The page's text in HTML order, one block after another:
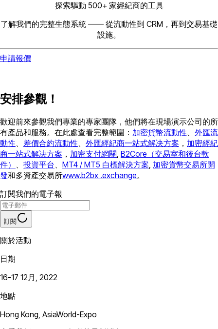
探索驅動 500+ 家經紀商的工具
了解我們的完整生態系統 —— 從流動性到 CRM，再到交易基礎
設施。
申請報價
安排參觀！
歡迎前來參觀我們專業的專家團隊，他們將在現場演示公司的所
有產品和服務。在此處查看完整範圍： 加密貨幣流動性
外匯流
動性
差價合約流動性 外匯經紀商一站式解决方案 ， 加密經紀
商一站式解决方案 ， 加密支付網關 B2Core（交易室和後台軟
件）
投資平台 MT4 / MT5 白標解決方案 加密貨幣交易所開
發和多資產交易所www.b2bx .exchange。
訂閱我們的電子報
訂閱
關於活動
日期
16-17 12月, 2022
地點
Hong Kong, AsiaWorld-Expo